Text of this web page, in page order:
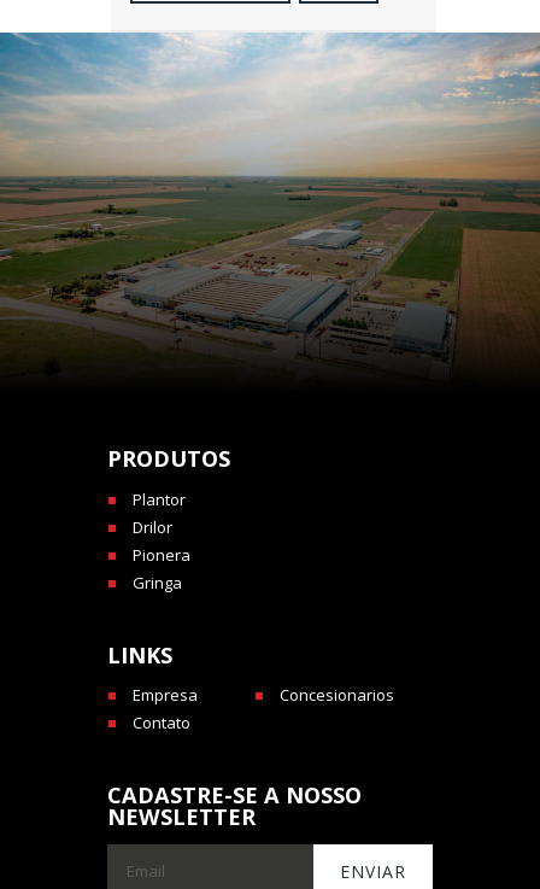
PRODUTOS
Plantor
Drilor
Pionera
Gringa
LINKS
Empresa
Concesionarios
Contato
CADASTRE-SE A NOSSO
NEWSLETTER